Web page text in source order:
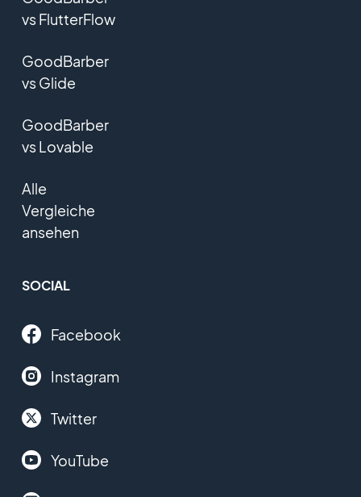
vs FlutterFlow
GoodBarber
vs Glide
GoodBarber
vs Lovable
Alle
Vergleiche
ansehen
SOCIAL
Facebook
Instagram
Twitter
YouTube